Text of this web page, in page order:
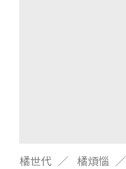
橘世代 橘煩惱